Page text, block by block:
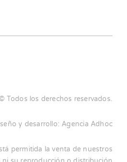
© Todos los derechos reservados.
y desarrollo: Agencia Adhoc
permitida la venta de nuestros